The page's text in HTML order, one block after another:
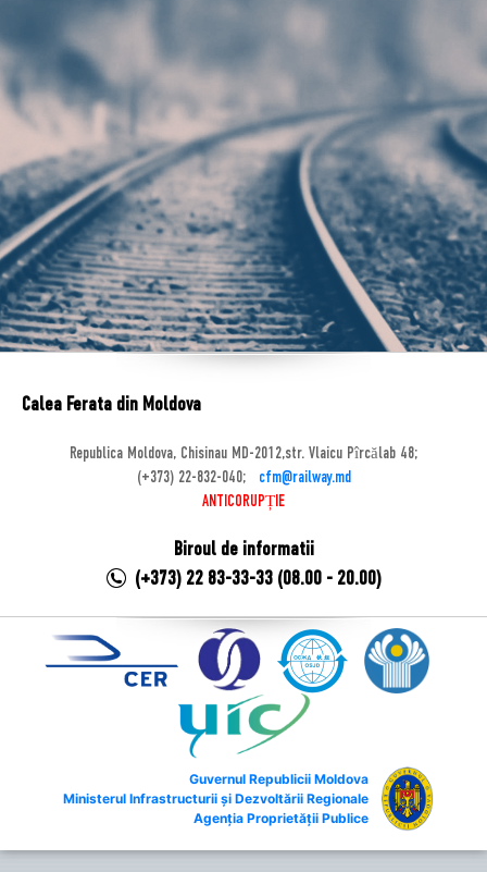
Calea Ferata din Moldova
Republica Moldova, Chisinau MD-2012,str. Vlaicu Pîrcălab 48;
(+373) 22-832-040;
cfm@railway.md
ANTICORUPȚIE
Biroul de informatii
(+373) 22 83-33-33 (08.00 - 20.00)
Guvernul Republicii Moldova
Ministerul Infrastructurii și Dezvoltării Regionale
Agenția Proprietății Publice